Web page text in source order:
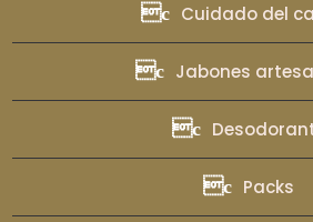
Cuidado del
Jabones
Packs